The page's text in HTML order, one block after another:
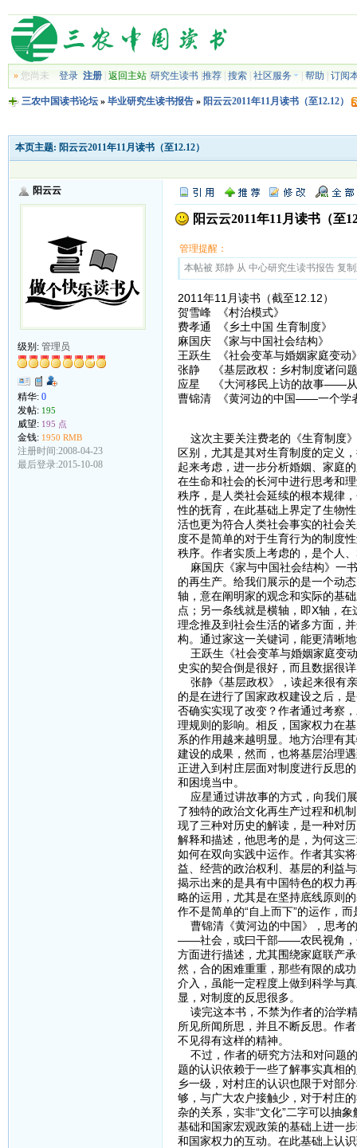
»您尚未 登录 注册| 返回主站| 研究生读书| 推荐| 搜索| 社区服务 帮助 订阅
三农中国读书论坛» 毕业研究生读书报告» 阳云云2011年11月读书（至12.12）
本页主题: 阳云云2011年11月读书（至12.12）
阳云云
级别: 管理员
精华: 0
发帖: 195
威望: 195 点
金钱: 1950 RMB
注册时间:2008-04-23
最后登录:2015-10-08
阳云云2011年11月读书（至
管理提醒：
本帖被 郑静 从 中心研究生读书报告 复
2011年11月读书（截至12.12）
贺雪峰 《村治模式》
费孝通 《乡土中国 生育制度》
麻国庆 《家与中国社会结构》
王跃生 《社会变革与婚姻家庭变动
张静 《基层政权：乡村制度诸问
应星 《大河移民上访的故事——从“
曹锦清 《黄河边的中国——一个学
这次主要关注费老的《生育制度
区别，尤其是其对生育制度的定义
起来考虑，进一步分析婚姻、家庭
在生命和社会的长河中进行思考和
秩序，是人类社会延续的根本规律
性的抚育，在此基础上界定了生物
活也更为符合人类社会事实的社会
度不是简单的对于生育行为的制度
秩序。作者实质上考虑的，是个人
麻国庆《家与中国社会结构》一
的再生产。给我们展示的是一个动
轴，意在阐明家的观念和实际的基
点；另一条线就是横轴，即X轴，
理念推及到社会生活的诸多方面，
构。通过家这一关键词，能更清晰
王跃生《社会变革与婚姻家庭变
史实的契合倒是很好，而且数据很
张静《基层政权》，读起来很有
的是在进行了国家政权建设之后，
否确实实现了改变？作者通过考察
理规则的影响。相反，国家权力在
系的作用越来越明显。地方治理有
建设的成果，然而，也将基层治理
正进入到村庄层面对制度进行反思
和困境当中。
应星通过讲故事的方式，向我们
了独特的政治文化再生产过程和机
现了三种对历史的解读，是一种对
解释和描述，他思考的是，为何这
如何在双向实践中运作。作者其实
益、经营的政治权利、基层的利益
揭示出来的是具有中国特色的权力
略的运用，尤其是在坚持底线原则
作不是简单的“自上而下”的运作，
曹锦清《黄河边的中国》，思考
——社会，或曰干部——农民视角，
方面进行描述，尤其围绕家庭联产
然，合的困难重重，那些有限的成
介入，虽能一定程度上做到科学与
显，对制度的反思很多。
读完这本书，不禁为作者的治学
所见所闻所思，并且不断反思。作
不见得有这样的精神。
不过，作者的研究方法和对问题
题的认识依赖于一些了解事实真相
乡一级，对村庄的认识也限于对部
够，与广大农户接触少，对于村庄
杂的关系，实非“文化”二字可以抽
基础和国家宏观政策的基础上进一
和国家权力的互动。在此基础上认